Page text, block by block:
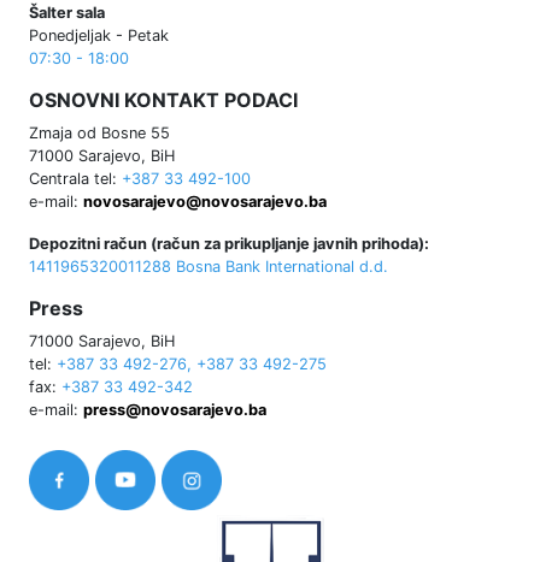
Šalter sala
Ponedjeljak - Petak
07:30 - 18:00
OSNOVNI KONTAKT PODACI
Zmaja od Bosne 55
71000 Sarajevo, BiH
Centrala tel: +387 33 492-100
e-mail: novosarajevo@novosarajevo.ba
Depozitni račun (račun za prikupljanje javnih prihoda):
1411965320011288 Bosna Bank International d.d.
Press
71000 Sarajevo, BiH
tel: +387 33 492-276, +387 33 492-275
fax: +387 33 492-342
e-mail: press@novosarajevo.ba